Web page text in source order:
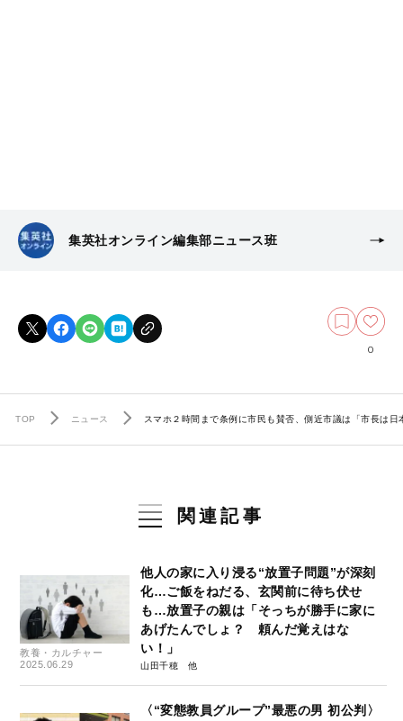
集英社オンライン編集部ニュース班
0
TOP ニュース スマホ２時間まで条例に市民も賛否、側近市議は「市長は
関連記事
教養・カルチャー
2025.06.29
他人の家に入り浸る“放置子問題”が深刻
化…ご飯をねだる、玄関前に待ち伏せ
も…放置子の親は「そっちが勝手に家に
あげたんでしょ？ 頼んだ覚えはな
い！」
山田千穂
〈“変態教員グループ”最悪の男 初公判〉